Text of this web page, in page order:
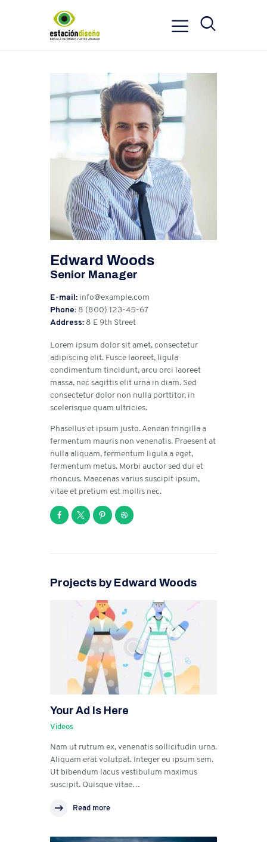
Edward Woods
Senior Manager
E-mail: info@example.com
Phone: 8 (800) 123-45-67
Address: 8 E 9th Street
Lorem ipsum dolor sit amet, consectetur
adipiscing elit. Fusce laoreet, ligula
condimentum tincidunt, arcu orci laoreet
massa, nec sagittis elit urna in diam. Sed
consectetur dolor non nulla porttitor, in
scelerisque quam ultricies.
Phasellus et ipsum justo. Aenean fringilla a
fermentum mauris non venenatis. Praesent at
nulla aliquam, fermentum ligula a eget,
fermentum metus. Morbi auctor sed dui et
rhoncus. Maecenas varius suscipit ipsum,
vitae et pretium est mollis nec.
Projects by Edward Woods
Your Ad Is Here
Videos
Nam ut rutrum ex, venenatis sollicitudin urna.
Aliquam erat volutpat. Integer eu ipsum sem.
Ut bibendum lacus vestibulum maximus
suscipit. Quisque vitae…
Read more